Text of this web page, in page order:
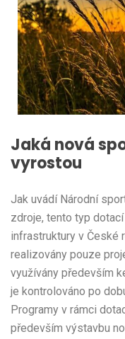
Jaká nová
vyrostou
Jak uvádí Národní
zdroje, tento typ
infrastruktury v České
realizovány pouze
využívány především
je kontrolováno po
Programy v rámci
především výstavbu